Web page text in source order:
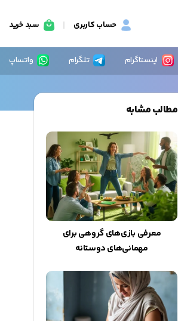
حساب کاربری سبد خرید
اینستاگرام تلگرام واتساپ
مطالب مشابه
معرفی بازی‌های گروهی برای
مهمانی‌های دوستانه